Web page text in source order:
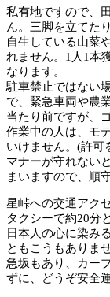
私有地ですので、
ん。三脚を立てた
自生している山菜
れません。1人1本
なります。
駐車禁止ではない
で、緊急車両や農
当たり前ですが、
作業中の人は、モ
いけません。(許可
マナーが守れない
まいますので、順
星峠への交通アク
タクシーで約20分
日本人の心に染み
ともこうもありませ
急坂もあり、カー
ずに、どうぞ安全